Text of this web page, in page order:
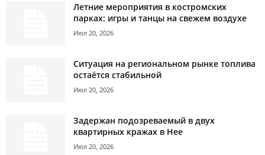
Летние мероприятия в костромских
парках: игры и танцы на свежем воздухе
Июл 20, 2026
Ситуация на региональном рынке топлива
остаётся стабильной
Июл 20, 2026
Задержан подозреваемый в двух
квартирных кражах в Нее
Июл 20, 2026